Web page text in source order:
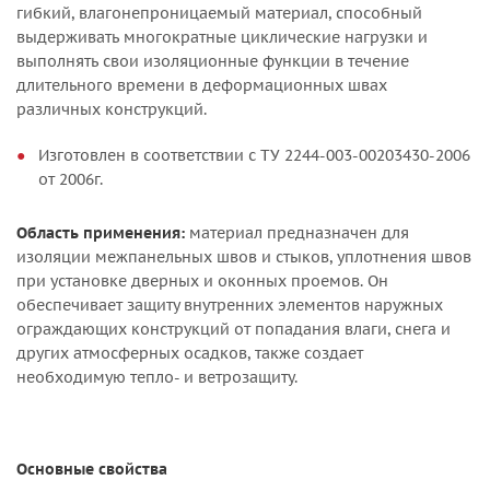
гибкий, влагонепроницаемый материал, способный
выдерживать многократные циклические нагрузки и
выполнять свои изоляционные функции в течение
длительного времени в деформационных швах
различных конструкций.
Изготовлен в соответствии с ТУ 2244-003-00203430-2006
от 2006г.
Область применения: материал предназначен для
изоляции межпанельных швов и стыков, уплотнения швов
при установке дверных и оконных проемов. Он
обеспечивает защиту внутренних элементов наружных
ограждающих конструкций от попадания влаги, снега и
других атмосферных осадков, также создает
необходимую тепло- и ветрозащиту.
Основные свойства